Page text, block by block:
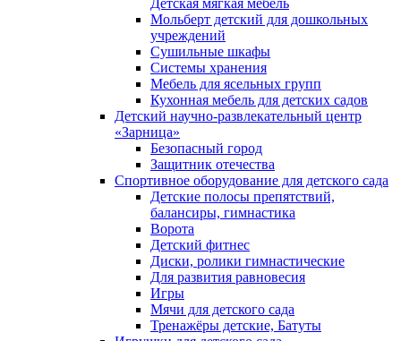
Детская мягкая мебель
Мольберт детский для дошкольных
учреждений
Сушильные шкафы
Системы хранения
Мебель для ясельных групп
Кухонная мебель для детских садов
Детский научно-развлекательный центр
«Зарница»
Безопасный город
Защитник отечества
Спортивное оборудование для детского сада
Детские полосы препятствий,
балансиры, гимнастика
Ворота
Детский фитнес
Диски, ролики гимнастические
Для развития равновесия
Игры
Мячи для детского сада
Тренажёры детские, Батуты